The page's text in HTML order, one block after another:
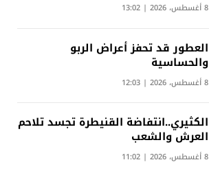
8 أغسطس، 2026 | 13:02
العطور قد تحفز أعراض الربو
والحساسية
8 أغسطس، 2026 | 12:03
الكثيري..انتفاضة القنيطرة تجسد تلاحم
العرش والشعب
8 أغسطس، 2026 | 11:02